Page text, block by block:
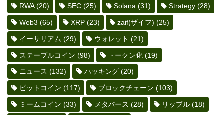
RWA(20) SEC (25) Solana (31) Strategy (28)
Web3 (65) XRP (23) zaif(ザイフ) (25)
イーサリアム (29) ウォレット (21)
ステーブルコイン (98) トークン化 (19)
ニュース (132) ハッキング (20)
ビットコイン (117) ブロックチェーン (103)
ミームコイン (33) メタバース (28) リップル (18)